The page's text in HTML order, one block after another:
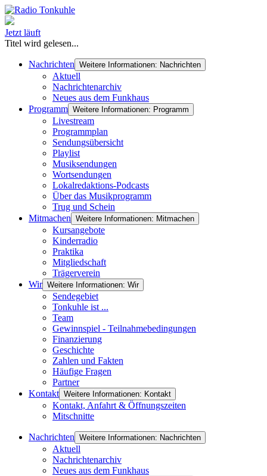
Jetzt läuft
Titel wird gelesen...
Nachrichten Weitere Informationen: Nachrichten
Aktuell
Nachrichtenarchiv
Neues aus dem Funkhaus
Programm Weitere Informationen: Programm
Livestream
Programmplan
Sendungsübersicht
Playlist
Musiksendungen
Wortsendungen
Lokalredaktions-Podcasts
Über das Musikprogramm
Trug und Schein
Mitmachen Weitere Informationen: Mitmachen
Kursangebote
Kinderradio
Praktika
Mitgliedschaft
Trägerverein
Wir Weitere Informationen: Wir
Sendegebiet
Tonkuhle ist ...
Team
Gewinnspiel - Teilnahmebedingungen
Finanzierung
Geschichte
Zahlen und Fakten
Häufige Fragen
Partner
Kontakt Weitere Informationen: Kontakt
Kontakt, Anfahrt & Öffnungszeiten
Mitschnitte
Nachrichten Weitere Informationen: Nachrichten
Aktuell
Nachrichtenarchiv
Neues aus dem Funkhaus